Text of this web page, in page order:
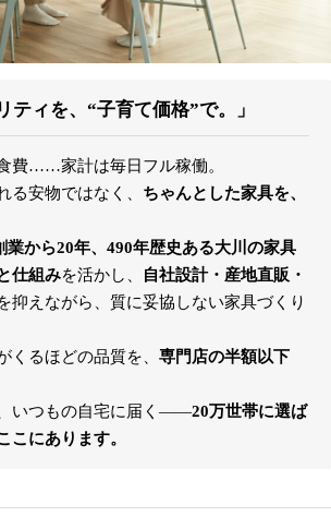
ティを、“子育て価格”で。」
費……家計は毎日フル稼働。
る安物ではなく、 ちゃんとした家具を、
業から20年、490年歴史ある大川の家具
仕組みを活かし、
自社設計・産地直販・
抑えながら、質に妥協しない家具づくり
くるほどの品質を、 専門店の半額以下
いつもの自宅に届く――20万世帯に選ば
こにあります。